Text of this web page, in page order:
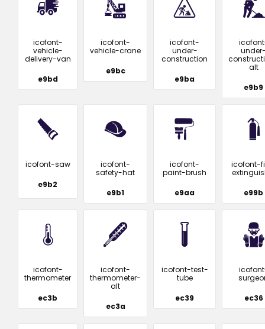
icofont-
vehicle-
delivery-van
e9bd
icofont-
vehicle-crane
e9bc
icofont-
under-
construction
e9ba
alt
e9b9
icofont-saw
e9b2
icofont-
safety-hat
e9b1
icofont-
paint-brush
e9aa
icofont-
e99b
icofont-
thermometer
ec3b
icofont-
thermometer-
alt
ec3a
icofont-test-
tube
ec39
ec36